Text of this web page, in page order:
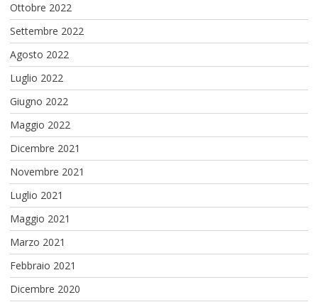
Ottobre 2022
Settembre 2022
Agosto 2022
Luglio 2022
Giugno 2022
Maggio 2022
Dicembre 2021
Novembre 2021
Luglio 2021
Maggio 2021
Marzo 2021
Febbraio 2021
Dicembre 2020